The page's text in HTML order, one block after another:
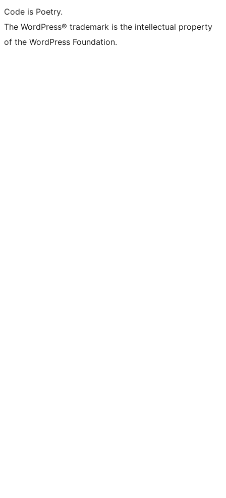
Code is Poetry.
The WordPress® trademark is the intellectual property
of the WordPress Foundation.